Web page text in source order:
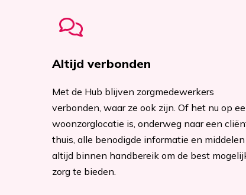
Altijd verbonden
Met de Hub blijven zorgmedewerkers
verbonden, waar ze ook zijn. Of het nu op
woonzorglocatie is, onderweg naar een
thuis, alle benodigde informatie en
altijd binnen handbereik om de best
zorg te bieden.